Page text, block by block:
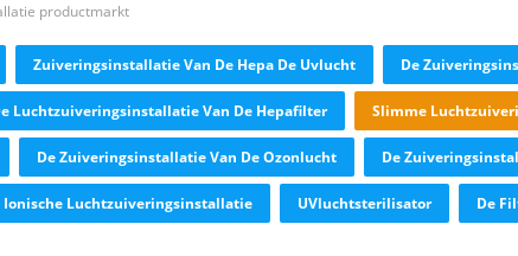
productmarkt
Zuiveringsinstallatie Van De Hepa De Uvlucht De
Luchtzuiveringsinstallatie Van De Hepafilter Slimme
De Zuiveringsinstallatie Van De Ozonlucht De
Ionische Luchtzuiveringsinstallatie UVluchtsterilisator De